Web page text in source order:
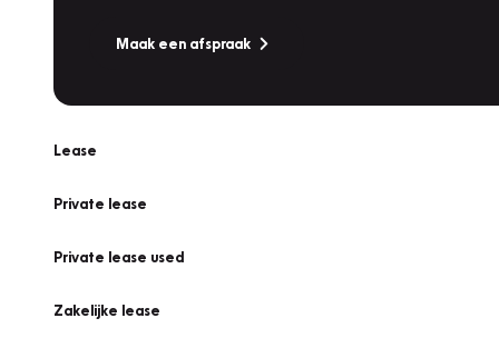
Maak een afspraak
Lease
Private lease
Private lease used
Zakelijke lease